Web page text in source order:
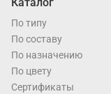
Каталог
По типу
По составу
По назначению
По цвету
Cертификаты